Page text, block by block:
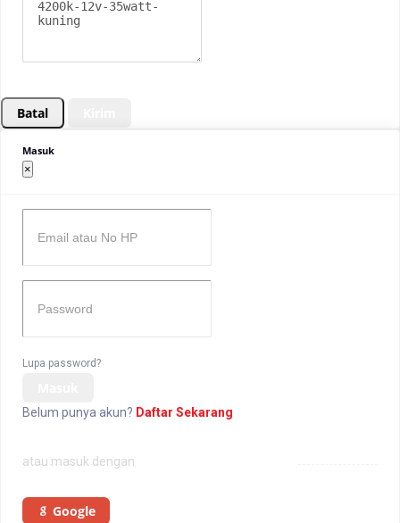
Batal
Masuk
×
Lupa password?
Belum punya akun? Daftar Sekarang
atau masuk dengan
Google